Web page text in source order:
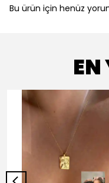
Bu ürün için henüz
EN